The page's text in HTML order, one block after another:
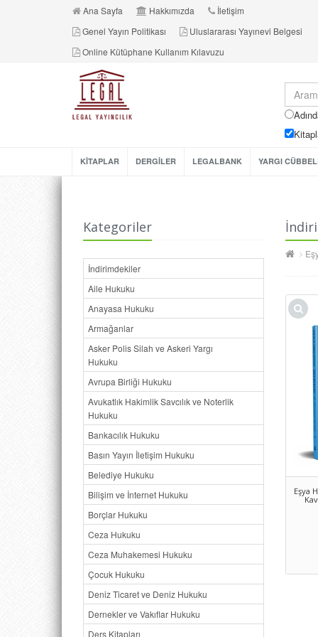
Ana Sayfa Hakkımızda
İletişim
Genel Yayın Politikası
Uluslararası Yayınevi Belgesi
Online Kütüphane Kullanım Kılavuzu
KİTAPLAR DERGİLER LEGALBANK YARGI
Kategoriler
İndirimdekiler
Aile Hukuku
Anayasa Hukuku
Armağanlar
Asker Polis Silah ve Askeri Yargı
Hukuku
Avrupa Birliği Hukuku
Avukatlık Hakimlik Savcılık ve Noterlik
Hukuku
Bankacılık Hukuku
Basın Yayın İletişim Hukuku
Belediye Hukuku
Bilişim ve İnternet Hukuku
Borçlar Hukuku
Ceza Hukuku
Ceza Muhakemesi Hukuku
Çocuk Hukuku
Deniz Ticaret ve Deniz Hukuku
Dernekler ve Vakıflar Hukuku
Ders Kitapları
Eşya